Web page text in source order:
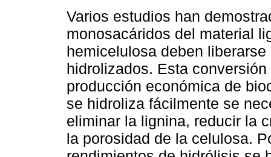
Varios estudios han
monosacáridos del material
hemicelulosa deben
hidrolizados. Esta
producción económica de
se hidroliza fácilmente se
eliminar la lignina, reducir la
la porosidad de la celulosa.